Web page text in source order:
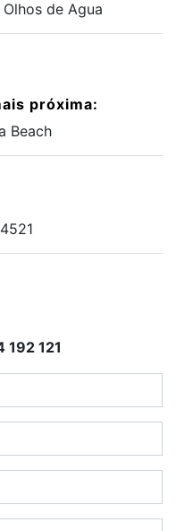
Olhos de Agua
próxima:
Beach
192 121